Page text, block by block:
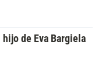
de Eva Bargiela